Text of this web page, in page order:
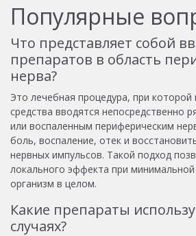
Популярные
Что представляет собой
препаратов в область
нерва?
Это лечебная процедура, при
средства вводятся непосредственно
или воспаленным периферическим
боль, воспаление, отек и
нервных импульсов. Такой подход
локального эффекта при минимальной
организм в целом.
Какие препараты
случаях?